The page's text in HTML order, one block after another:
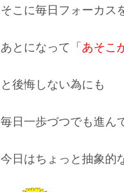
そこに毎日フォーカス
あとになって 「あそ
と後悔しない為にも
毎日一歩づつでも進ん
今日はちょっと抽象的